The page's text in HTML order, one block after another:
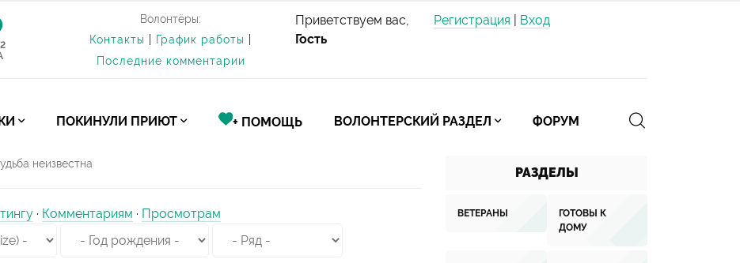
Волонтёры:
Контакты
График работы
Последние комментарии
Приветствуем вас,
Гость
Регистрация Вход
ПОКИНУЛИ ПРИЮТ + ПОМОЩЬ ВОЛОНТЕРСКИЙ РАЗДЕЛ ФОРУМ
неизвестна
· Комментариям · Просмотрам
РАЗДЕЛЫ
ВЕТЕРАНЫ
ГОТОВЫ К
ДОМУ